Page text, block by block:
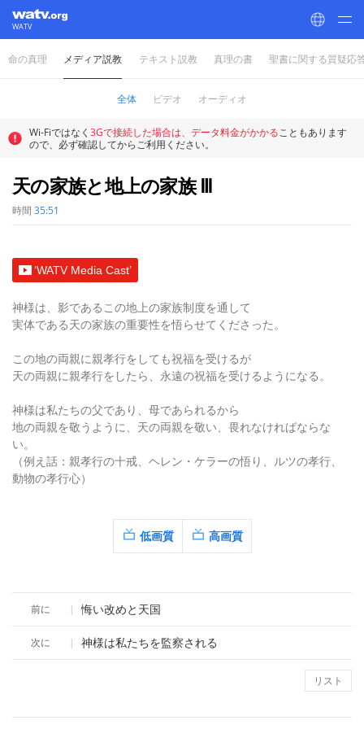
WATV
World Mission Society Church of God
命の真理 メディア説教 テキスト説教 真理の書 聖書に関する質疑応
全体 ビデオ オーディオ
Wi-Fiではなく 3Gで接続した場合は、データ料金がかかることもあります
ので、必ず確認してからご利用ください。
天の家族と地上の家族 Ⅲ
時間 35:51
‘WATV Media Cast’
神様は、影であるこの地上の家族制度を通して
実体である天の家族の重要性を悟らせてくださった。
この地の両親に親孝行をしても祝福を受けるが
天の両親に親孝行をしたら、永遠の祝福を受けるようになる。
神様は私たちの父であり、母であられるから
地の両親を敬うように、天の両親を敬い、畏れなければならな
い。
（例え話：親孝行の十戒、ヘレン・ケラーの悟り、ルツの孝行、
動物の孝行心）
低画質 高画質
前に | 悔い改めと天国
次に | 神様は私たちを監察される
リスト